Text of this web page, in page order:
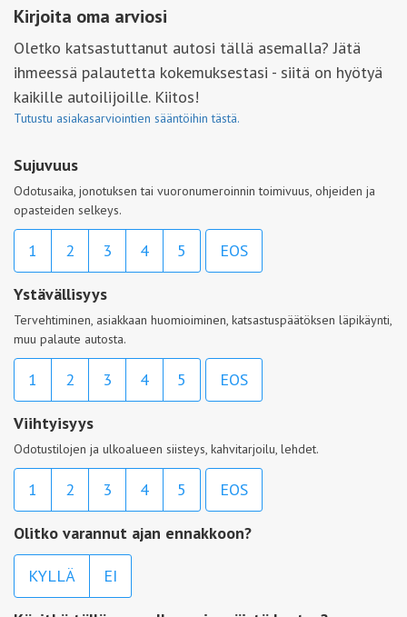
Kirjoita oma arviosi
Oletko katsastuttanut autosi tällä asemalla? Jätä
ihmeessä palautetta kokemuksestasi - siitä on hyötyä
kaikille autoilijoille. Kiitos!
Tutustu asiakasarviointien sääntöihin tästä.
Sujuvuus
Odotusaika, jonotuksen tai vuoronumeroinnin toimivuus, ohjeiden ja
opasteiden selkeys.
1 2 3 4 5 EOS
Ystävällisyys
Tervehtiminen, asiakkaan huomioiminen, katsastuspäätöksen läpikäynti,
muu palaute autosta.
1 2 3 4 5 EOS
Viihtyisyys
Odotustilojen ja ulkoalueen siisteys, kahvitarjoilu, lehdet.
1 2 3 4 5 EOS
Olitko varannut ajan ennakkoon?
KYLLÄ EI